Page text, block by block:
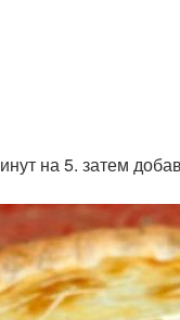
на 5. затем